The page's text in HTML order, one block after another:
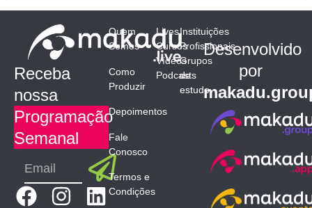
Receba
nossa
Programação
Semanal
Email Submit
F
I
L
Quem
Somos
Como
Produzir
Depoimentos
Fale
Conosco
Termos e
Condições
Lives
Cursos
Vídeos
Podcasts
Instituições
Profissionais
Grupos
de
estudo
Desenvolvido
por